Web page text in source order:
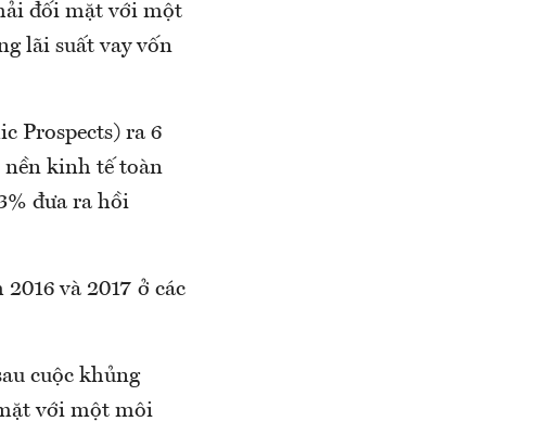
đối mặt với một
lãi suất vay vốn
Prospects) ra 6
nền kinh tế toàn
đưa ra hồi
và 2017 ở các
cuộc khủng
với một môi